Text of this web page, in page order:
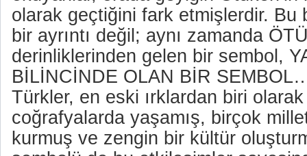
olarak geçtiğini fark etmişlerdir. Bu
bir ayrıntı değil; aynı zamanda
derinliklerinden gelen bir sembol,
BİLİNCİNDE OLAN BİR
Türkler, en eski ırklardan biri olarak
coğrafyalarda yaşamış, birçok
kurmuş ve zengin bir kültür